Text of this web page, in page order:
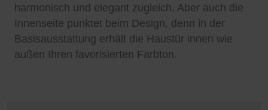
harmonisch und elegant zugleich. Aber auch die
Innenseite punktet beim Design, denn in der
Basisausstattung erhält die Haustür innen wie
außen Ihren favorisierten Farbton.